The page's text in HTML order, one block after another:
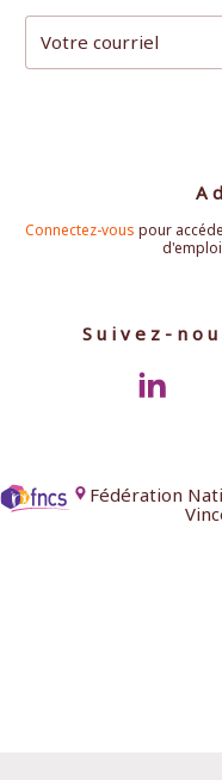
Connectez-vous pour
Suivez-
Fédération